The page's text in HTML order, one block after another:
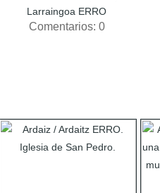
Larraingoa ERRO
Comentarios: 0